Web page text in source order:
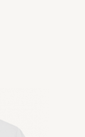
20,00€